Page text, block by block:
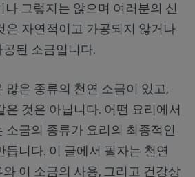
나 그렇지는 않으며 여러분의 신
은 자연적이고 가공되지 않거나
된 소금입니다.
많은 종류의 천연 소금이 있고,
은 것은 아닙니다. 어떤 요리에서
소금의 종류가 요리의 최종적인
듭니다. 이 글에서 필자는 천연
이 소금의 사용, 그리고 건강상